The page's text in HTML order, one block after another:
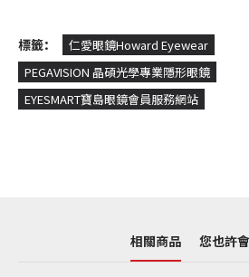
標籤：
仁愛眼鏡Howard Eyewear
PEGAVISION 晶碩光學專業隱形眼鏡
EYESMART寶島眼鏡會員服務網站
相關商品 您也許